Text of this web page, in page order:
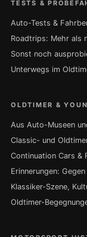
TESTS &
Auto-Tests &
Roadtrips: Mehr als
Sonst noch
Unterwegs im
OLDTIMER &
Aus Auto-Museen
Classic- und
Continuation Cars &
Erinnerungen:
Klassiker-Szene,
Oldtimer-